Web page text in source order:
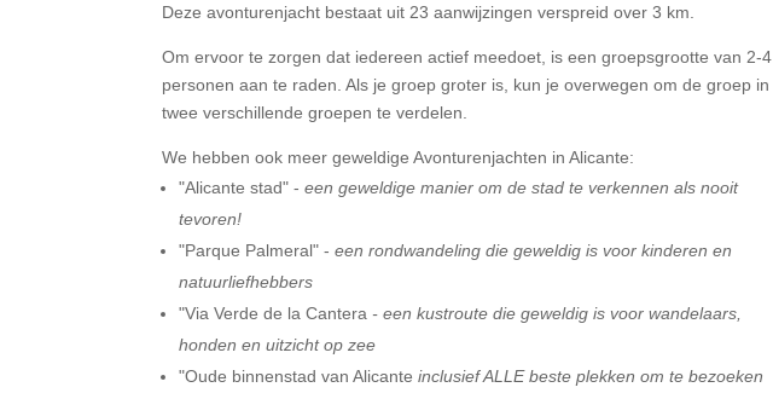
Deze avonturenjacht bestaat uit 23 aanwijzingen verspreid over3 km
Om ervoor te zorgen dat iedereen actief meedoet, is een groepsgrootte van 2-4
personen aan te raden. Als je groep groter is, kun je overwegen om de groep in
twee verschillende groepen te verdelen.
We hebben ook meer geweldige Avonturenjachten in Alicante:
"Alicante stad" - een geweldige manier om de stad te verkennen als nooit
tevoren!
"Parque Palmeral" -een rondwandeling die geweldig is voor kinderen en
natuurliefhebbers
"Via Verde de la Cantera- een kustroute die geweldig is voor wandelaars,
honden en uitzicht op zee
"Oude binnenstad van Alicanteinclusief ALLE beste plekken om te bezoeken